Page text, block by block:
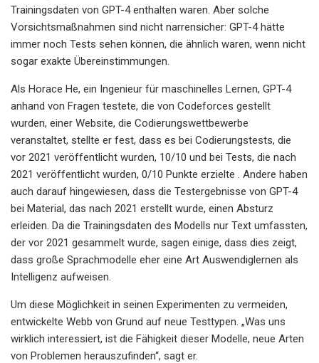
Trainingsdaten von GPT-4 enthalten waren. Aber solche
Vorsichtsmaßnahmen sind nicht narrensicher: GPT-4 hätte
immer noch Tests sehen können, die ähnlich waren, wenn nicht
sogar exakte Übereinstimmungen.
Als Horace He, ein Ingenieur für maschinelles Lernen, GPT-4
anhand von Fragen testete, die von Codeforces gestellt
wurden, einer Website, die Codierungswettbewerbe
veranstaltet, stellte er fest, dass es bei Codierungstests, die
vor 2021 veröffentlicht wurden, 10/10 und bei Tests, die nach
2021 veröffentlicht wurden, 0/10 Punkte erzielte . Andere haben
auch darauf hingewiesen, dass die Testergebnisse von GPT-4
bei Material, das nach 2021 erstellt wurde, einen Absturz
erleiden. Da die Trainingsdaten des Modells nur Text umfassten,
der vor 2021 gesammelt wurde, sagen einige, dass dies zeigt,
dass große Sprachmodelle eher eine Art Auswendiglernen als
Intelligenz aufweisen.
Um diese Möglichkeit in seinen Experimenten zu vermeiden,
entwickelte Webb von Grund auf neue Testtypen. „Was uns
wirklich interessiert, ist die Fähigkeit dieser Modelle, neue Arten
von Problemen herauszufinden“, sagt er.